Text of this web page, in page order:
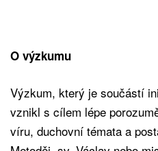
O výzkumu
Výzkum, který je součástí
vznikl s cílem lépe
víru, duchovní témata a